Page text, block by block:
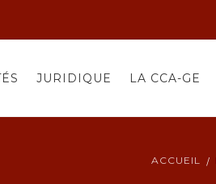
JURIDIQUE LA CCA-GE
ACCUEIL